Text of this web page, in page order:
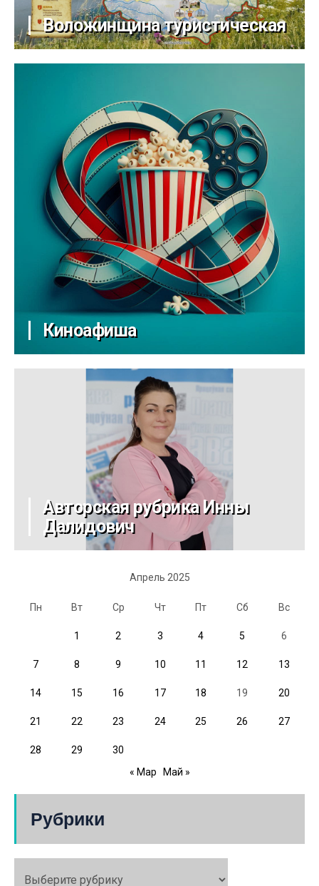
Воложинщина туристическая
Киноафиша
Авторская рубрика Инны
Далидович
Апрель 2025
Пн Вт Ср Чт Пт Сб Вс
1 2 3 4 5 6
7 8 9 10 11 12 13
14 15 16 17 18 19 20
21 22 23 24 25 26 27
28 29
30
« Мар
Май »
Рубрики